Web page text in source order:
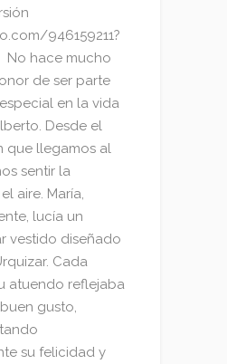
946159211?
hace mucho
de ser parte
en la vida
Desde el
que llegamos al
sentir la
aire. María,
lucía un
vestido diseñado
Cada
atuendo reflejaba
gusto,
su felicidad y